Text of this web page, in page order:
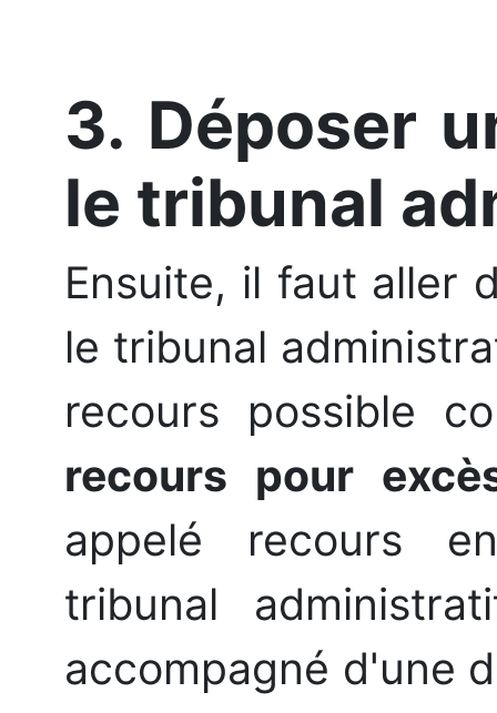
3. Déposer
le tribunal
Ensuite, il faut aller
le tribunal
recours possible
recours pour
appelé recours
tribunal
accompagné d'une